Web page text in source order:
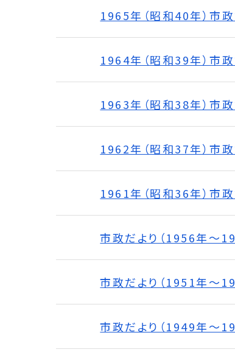
1965年（昭和40年）市政
1964年（昭和39年）市政
1963年（昭和38年）市政
1962年（昭和37年）市政
1961年（昭和36年）市政
市政だより（1956年～
市政だより（1951年～
市政だより（1949年～